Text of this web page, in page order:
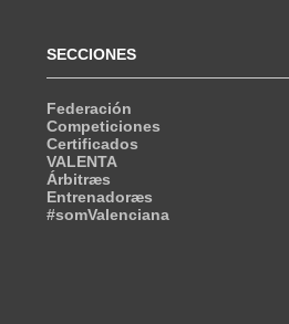
SECCIONES
Federación
Competiciones
Certificados
VALENTA
Árbitræs
Entrenadoræs
#somValenciana